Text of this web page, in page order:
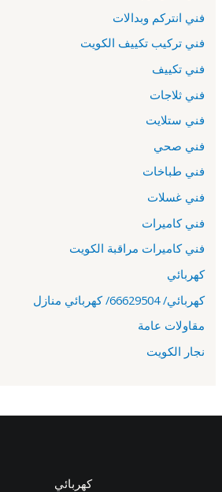
فني انتركم وبدالات
فني تركيب تكييف الكويت
فني تكييف
فني ثلاجات
فني ستلايت
فني صحي
فني طباخات
فني غسلات
فني كاميرات
فني كاميرات مراقبة الكويت
كهربائي
كهربائي/ 66629504/ كهربائي منازل
مقاولات عامة
نجار الكويت
كهربائي